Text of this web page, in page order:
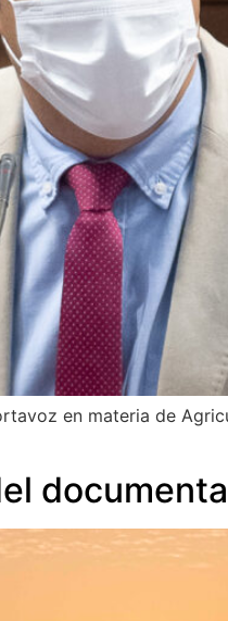
en materia de